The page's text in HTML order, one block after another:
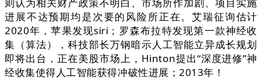
进展不达预期均是次要的风险所正在。艾瑞征询估计
2020年，苹果发现siri；罗森布拉特发现第一款神经收
集（算法），科技部长万钢暗示人工智能立异成长规划
即将出台，正在美股市场上，Hinton提出“深度进修”神
经收集使得人工智能获得冲破性进展；2013年！